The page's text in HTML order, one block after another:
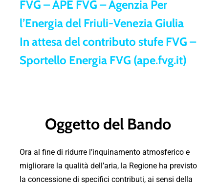
FVG – APE FVG – Agenzia Per
l’Energia del Friuli-Venezia Giulia
In attesa del contributo stufe FVG –
Sportello Energia FVG (ape.fvg.it)
Oggetto del Bando
Ora al fine di ridurre l’inquinamento atmosferico e
migliorare la qualità dell’aria, la Regione ha previsto
la concessione di specifici contributi, ai sensi della